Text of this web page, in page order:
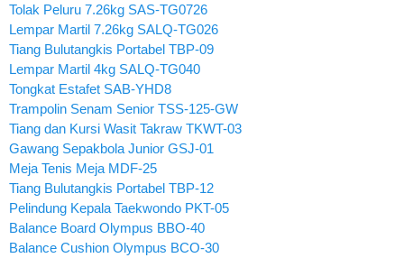
Tolak Peluru 7.26kg SAS-TG0726
Lempar Martil 7.26kg SALQ-TG026
Tiang Bulutangkis Portabel TBP-09
Lempar Martil 4kg SALQ-TG040
Tongkat Estafet SAB-YHD8
Trampolin Senam Senior TSS-125-GW
Tiang dan Kursi Wasit Takraw TKWT-03
Gawang Sepakbola Junior GSJ-01
Meja Tenis Meja MDF-25
Tiang Bulutangkis Portabel TBP-12
Pelindung Kepala Taekwondo PKT-05
Balance Board Olympus BBO-40
Balance Cushion Olympus BCO-30